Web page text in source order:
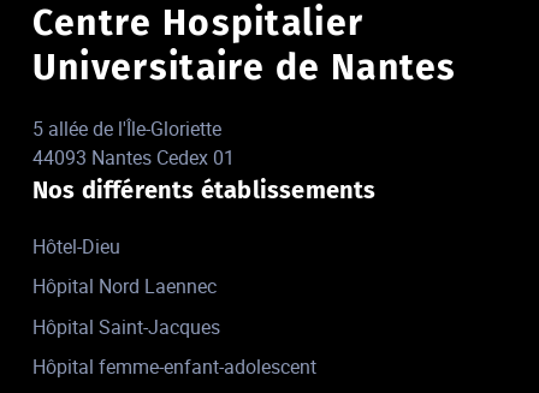
Centre Hospitalier
Universitaire de Nantes
5 allée de l'Île-Gloriette
44093 Nantes Cedex 01
Nos différents établissements
Hôtel-Dieu
Hôpital Nord Laennec
Hôpital Saint-Jacques
Hôpital femme-enfant-adolescent